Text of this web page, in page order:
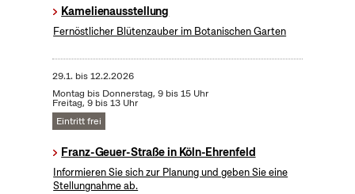
Kamelienausstellung
Fernöstlicher Blütenzauber im Botanischen Garten
29.1. bis12.2.2026
Montag bis Donnerstag, 9 bis 15 Uhr
Freitag, 9 bis 13 Uhr
Eintritt frei
Franz-Geuer-Straße in Köln-Ehrenfeld
Informieren Sie sich zur Planung und geben Sie eine
Stellungnahme ab.